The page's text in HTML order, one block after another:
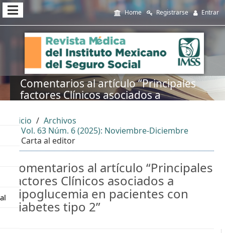
##plugins.themes.themeEleven.accessible_menu.sidebar##
Home Registrarse Entrar
Comentarios al artículo “Principales
factores Clínicos asociados a
diabetes tipo 2”
Inicio
Archivos
Vol. 63 Núm. 6 (2025): Noviembre-Diciembre
Carta al editor
Comentarios al artículo “Principales
factores Clínicos asociados a
hipoglucemia en pacientes con
diabetes tipo 2”